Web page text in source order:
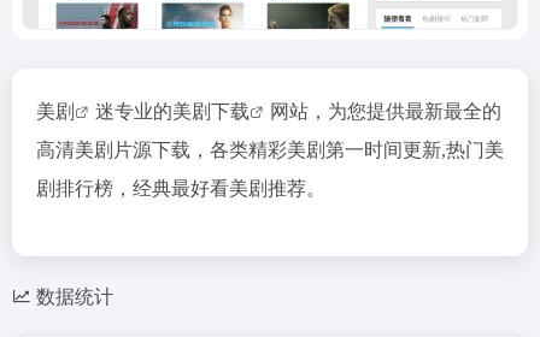
美剧 迷专业的美剧下载
网站，为您提供最新最全的
高清美剧片源下载，各类精彩美剧第一时间更新,热门美
剧排行榜，经典最好看美剧推荐。
数据统计